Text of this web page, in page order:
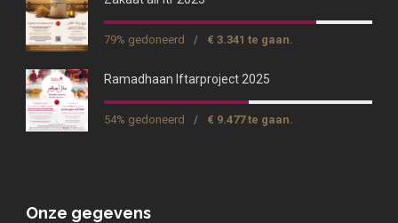
79% gedoneerd / € 3.341 te gaan.
Ramadhaan Iftarproject 2025
54% gedoneerd / € 9.477 te gaan.
Onze gegevens